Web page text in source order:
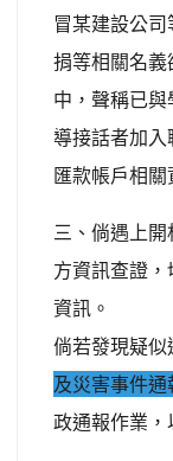
冒某建設公
捐等相關名
中，聲稱已
導接話者加
匯款帳戶相關
三、倘遇上
方資訊查證
資訊。
倘若發現疑
及災害事件通
政通報作業，